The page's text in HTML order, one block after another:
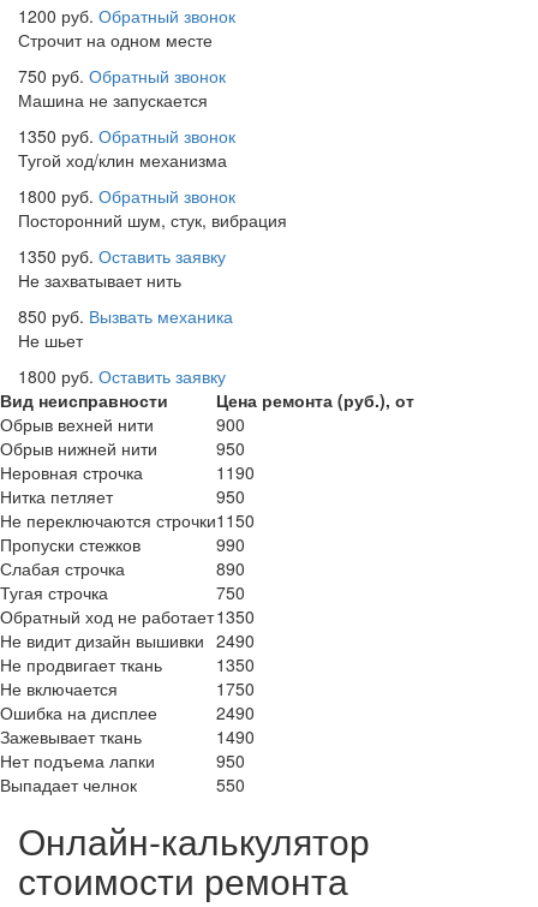
1200 руб. Обратный звонок
Строчит на одном месте
750 руб. Обратный звонок
Машина не запускается
1350 руб. Обратный звонок
Тугой ход/клин механизма
1800 руб. Обратный звонок
Посторонний шум, стук, вибрация
1350 руб. Оставить заявку
Не захватывает нить
850 руб. Вызвать механика
Не шьет
1800 руб. Оставить заявку
Вид неисправности
Цена ремонта (руб.), от
Обрыв вехней нити
900
Обрыв нижней нити
950
Неровная строчка
1190
Нитка петляет
950
Не переключаются строчки1150
Пропуски стежков
990
Слабая строчка
890
Тугая строчка
750
Обратный ход не работает1350
Не видит дизайн вышивки 2490
Не продвигает ткань
1350
Не включается
1750
Ошибка на дисплее
2490
Зажевывает ткань
1490
Нет подъема лапки
950
Выпадает челнок
550
Онлайн-калькулятор
стоимости ремонта